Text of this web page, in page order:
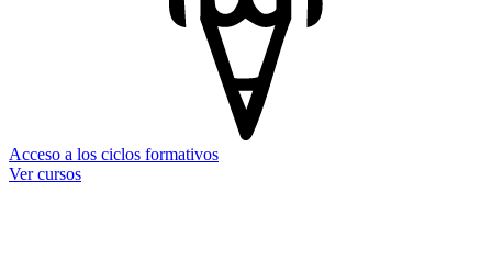
Acceso a los ciclos formativos
Ver cursos